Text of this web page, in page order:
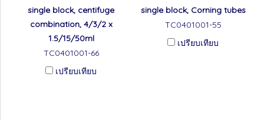
single block, centifuge
combination, 4/3/2 x
1.5/15/50ml
TC0401001-66
เปรียบเทียบ
single block, Corning tubes
TC0401001-55
เปรียบเทียบ